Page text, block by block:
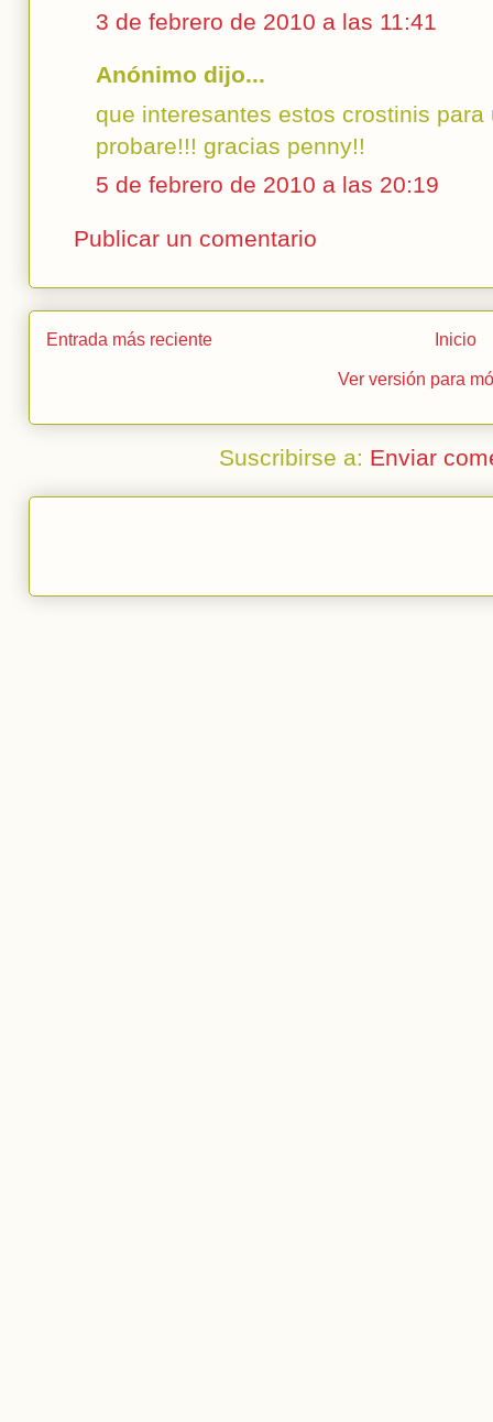
3 de febrero de 2010 a las 11:41
Anónimo dijo...
que interesantes estos crostinis
probare!!! gracias penny!!
5 de febrero de 2010 a las 20:19
Publicar un comentario
Entrada más reciente Inicio
Ver versión para
Suscribirse a: Enviar